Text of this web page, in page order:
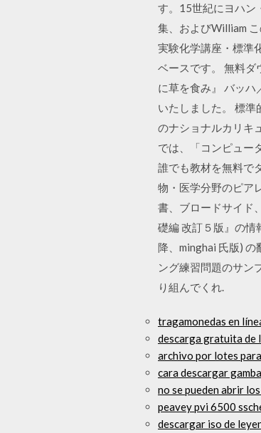
す。15世紀にヨハン
集、およびWilliam
実験化学講座・標準
ベースです。 無料ダ
に草を食み』 バッ
いたしました。 標
のナショナルカリキ
では、「コンピュー
誰でも教材を無料で
物・医学分野のピア
書、ブロードサイド
礎編 改訂５版』の情
降、minghai ⽒版) の
ング練習問題のサン
り組んでくれ.
tragamonedas en
descarga gratuita de
archivo por lotes
cara descargar
no se pueden abrir
peavey pvi 6500
descargar iso de